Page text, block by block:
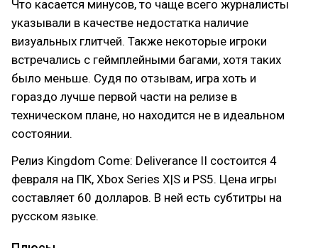
Что касается минусов, то чаще всего журналисты
указывали в качестве недостатка наличие
визуальных глитчей. Также некоторые игроки
встречались с геймплейными багами, хотя таких
было меньше. Судя по отзывам, игра хоть и
гораздо лучше первой части на релизе в
техническом плане, но находится не в идеальном
состоянии.
Релиз Kingdom Come: Deliverance II состоится 4
февраля на ПК, Xbox Series X|S и PS5. Цена игры
составляет 60 долларов. В ней есть субтитры на
русском языке.